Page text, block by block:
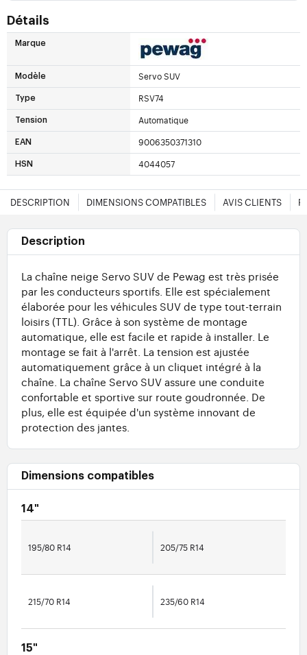
Détails
Marque
Modèle Servo SUV
Type RSV74
Tension Automatique
EAN 9006350371310
HSN 4044057
DESCRIPTION DIMENSIONS COMPATIBLES AVIS CLIENTS
Description
La chaîne neige Servo SUV de Pewag est très prisée
par les conducteurs sportifs. Elle est spécialement
élaborée pour les véhicules SUV de type tout-terrain
loisirs (TTL). Grâce à son système de montage
automatique, elle est facile et rapide à installer. Le
montage se fait à l'arrêt. La tension est ajustée
automatiquement grâce à un cliquet intégré à la
chaîne. La chaîne Servo SUV assure une conduite
confortable et sportive sur route goudronnée. De
plus, elle est équipée d'un système innovant de
protection des jantes.
Dimensions compatibles
14"
195/80 R14 205/75 R14
215/70 R14 235/60 R14
15"